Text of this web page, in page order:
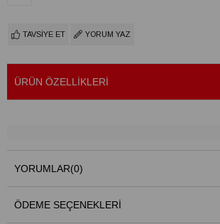
TAVSIYE ET YORUM YAZ
ÜRÜN ÖZELLIKLERI
YORUMLAR(0)
ÖDEME SEÇENEKLERI